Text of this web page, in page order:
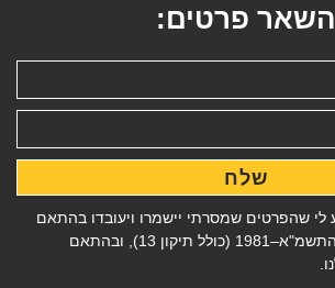
השאר פרטים:
לי שהפרטים שמסרתי יישמרו ויעובדו בהתאם
לחוק הגנת הפרטיות, התשמ"א–1981 (כולל תיקון 13), ובהתאם
שלח